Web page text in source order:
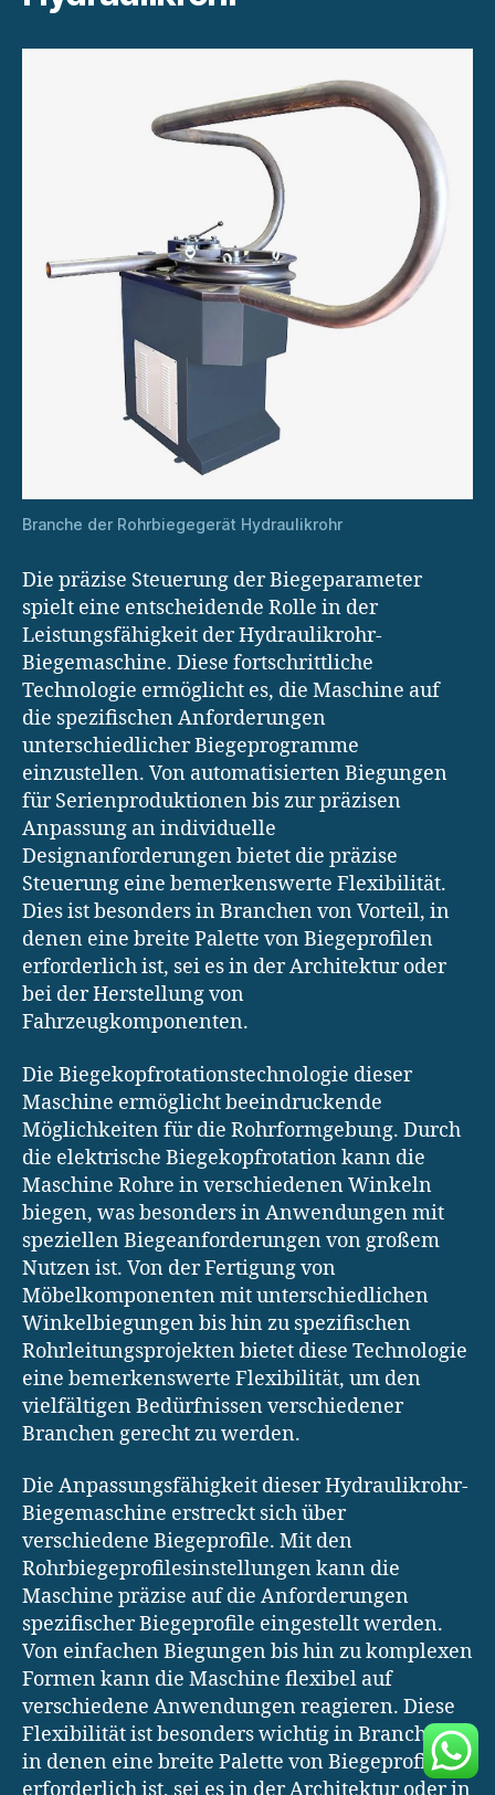
Branche der Rohrbiegegerät Hydraulikrohr
Die präzise Steuerung der Biegeparameter
spielt eine entscheidende Rolle in der
Leistungsfähigkeit der Hydraulikrohr-
Biegemaschine. Diese fortschrittliche
Technologie ermöglicht es, die Maschine auf
die spezifischen Anforderungen
unterschiedlicher Biegeprogramme
einzustellen. Von automatisierten Biegungen
für Serienproduktionen bis zur präzisen
Anpassung an individuelle
Designanforderungen bietet die präzise
Steuerung eine bemerkenswerte Flexibilität.
Dies ist besonders in Branchen von Vorteil, in
denen eine breite Palette von Biegeprofilen
erforderlich ist, sei es in der Architektur oder
bei der Herstellung von
Fahrzeugkomponenten.
Die Biegekopfrotationstechnologie dieser
Maschine ermöglicht beeindruckende
Möglichkeiten für die Rohrformgebung. Durch
die elektrische Biegekopfrotation kann die
Maschine Rohre in verschiedenen Winkeln
biegen, was besonders in Anwendungen mit
speziellen Biegeanforderungen von großem
Nutzen ist. Von der Fertigung von
Möbelkomponenten mit unterschiedlichen
Winkelbiegungen bis hin zu spezifischen
Rohrleitungsprojekten bietet diese Technologie
eine bemerkenswerte Flexibilität, um den
vielfältigen Bedürfnissen verschiedener
Branchen gerecht zu werden.
Die Anpassungsfähigkeit dieser Hydraulikrohr-
Biegemaschine erstreckt sich über
verschiedene Biegeprofile. Mit den
Rohrbiegeprofilesinstellungen kann die
Maschine präzise auf die Anforderungen
spezifischer Biegeprofile eingestellt werden.
Von einfachen Biegungen bis hin zu komplexen
Formen kann die Maschine flexibel auf
verschiedene Anwendungen reagieren. Diese
Flexibilität ist besonders wichtig in Branchen,
in denen eine breite Palette von Biegeprofilen